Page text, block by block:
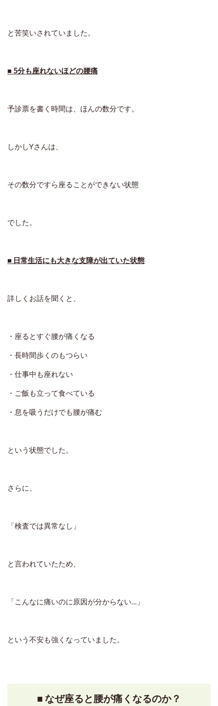
と苦笑いされていました。
■ 5分も座れないほどの腰痛
予診票を書く時間は、ほんの数分です。
しかしYさんは、
その数分ですら座ることができない状態
でした。
■ 日常生活にも大きな支障が出ていた状態
詳しくお話を聞くと、
・座るとすぐ腰が痛くなる
・長時間歩くのもつらい
・仕事中も座れない
・ご飯も立って食べている
・息を吸うだけでも腰が痛む
という状態でした。
さらに、
「検査では異常なし」
と言われていたため、
「こんなに痛いのに原因が分からない…」
という不安も強くなっていました。
■ なぜ座ると腰が痛くなるのか？